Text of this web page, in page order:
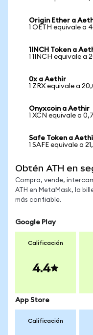
Origin Ether a
1 OETH equivale a
1INCH Token a
1 1INCH equivale a
0x a Aethir
1 ZRX equivale a
Onyxcoin a Aethir
1 XCN equivale a
Safe Token a
1 SAFE equivale a
Obtén ATH en
Compra, vende,
ATH en MetaMask, la
más confiable.
Google Play
Calificación
4.4
App Store
Calificación